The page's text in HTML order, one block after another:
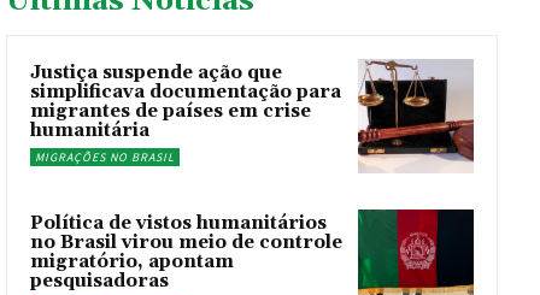
Justiça suspende ação que
simplificava documentação para
migrantes de países em crise
humanitária
MIGRAÇÕES NO BRASIL
Política de vistos humanitários
no Brasil virou meio de controle
migratório, apontam
pesquisadoras